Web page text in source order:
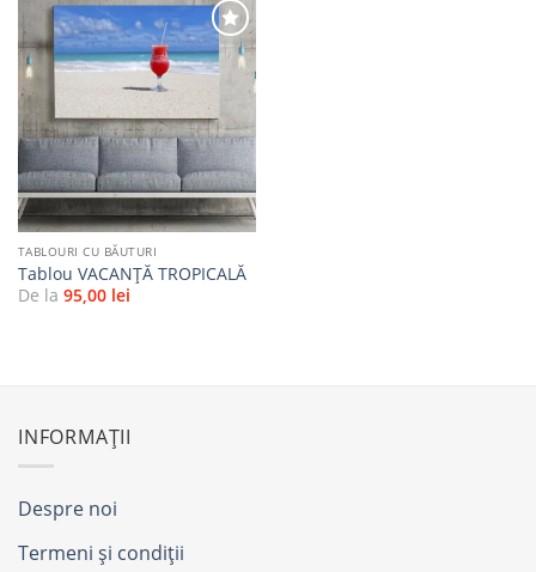
favorite
TABLOURI CU BĂUTURI
Tablou VACANŢĂ TROPICALĂ
De la 95,00 lei
INFORMAȚII
Despre noi
Termeni și condiții